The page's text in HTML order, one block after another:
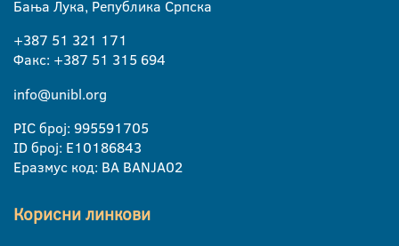
Бања Лука, Република Српска
+387 51 321 171
Факс: +387 51 315 694
info@unibl.org
PIC број: 995591705
ID број: E10186843
Еразмус код: BA BANJA02
Корисни линкови